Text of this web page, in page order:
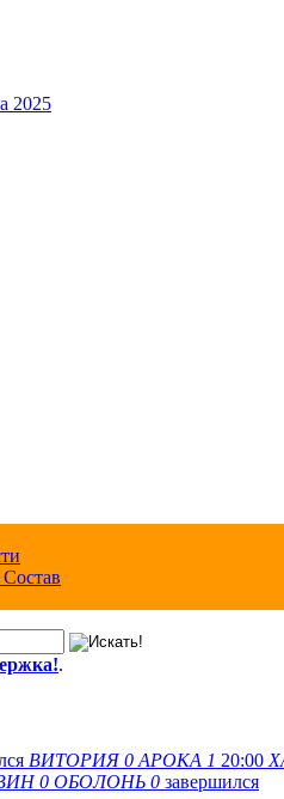
2025
.
ВИТОРИЯ 0 АРОКА 1 20:00
0 ОБОЛОНЬ 0 завершился